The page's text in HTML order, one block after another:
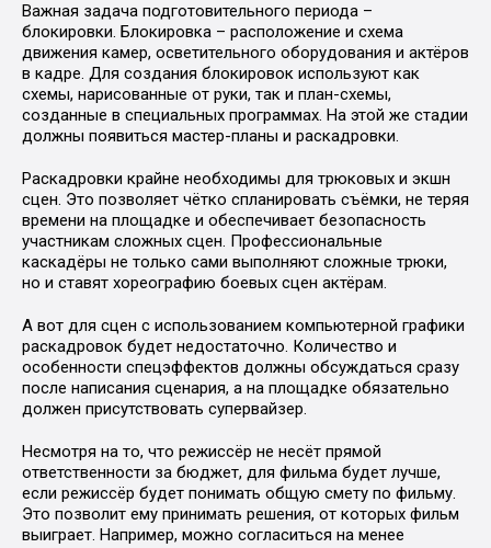
Важная задача подготовительного периода –
блокировки. Блокировка – расположение и схема
движения камер, осветительного оборудования и актёров
в кадре. Для создания блокировок используют как
схемы, нарисованные от руки, так и план-схемы,
созданные в специальных программах. На этой же стадии
должны появиться мастер-планы и раскадровки.
Раскадровки крайне необходимы для трюковых и экшн
сцен. Это позволяет чётко спланировать съёмки, не теряя
времени на площадке и обеспечивает безопасность
участникам сложных сцен. Профессиональные
каскадёры не только сами выполняют сложные трюки,
но и ставят хореографию боевых сцен актёрам.
А вот для сцен с использованием компьютерной графики
раскадровок будет недостаточно. Количество и
особенности спецэффектов должны обсуждаться сразу
после написания сценария, а на площадке обязательно
должен присутствовать супервайзер.
Несмотря на то, что режиссёр не несёт прямой
ответственности за бюджет, для фильма будет лучше,
если режиссёр будет понимать общую смету по фильму.
Это позволит ему принимать решения, от которых фильм
выиграет. Например, можно согласиться на менее